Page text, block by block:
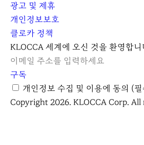
광고 및 제휴
개인정보보호
클로카 정책
I
n
s
t
a
Y
o
u
t
u
K
L
O
C
C
KLOCCA 세계에 오신 것을 환영합니
구독
개인정보 수집 및 이용에 동의 (
Copyright 2026. KLOCCA Corp. All